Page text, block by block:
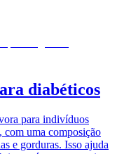
diabéticos
para indivíduos
com uma composição
e gorduras. Isso ajuda